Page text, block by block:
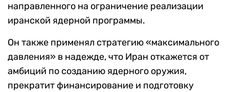
направленного на ограничение реализации
иранской ядерной программы.
Он также применял стратегию «максимального
давления» в надежде, что Иран откажется от
амбиций по созданию ядерного оружия,
прекратит финансирование и подготовку